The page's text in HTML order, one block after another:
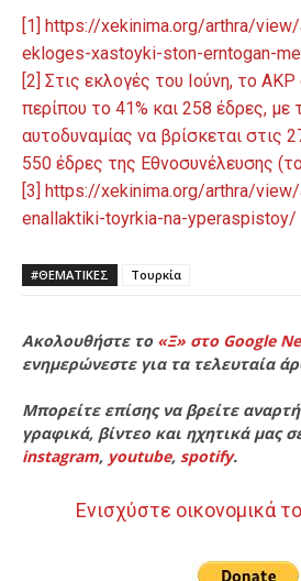
[1] https://xekinima.org/arthra/
ekloges-xastoyki-ston-erntogan-
[2] Στις εκλογές του Ιούνη, το
περίπου το 41% και 258 έδρες, με
αυτοδυναμίας να βρίσκεται στις
550 έδρες της Εθνοσυνέλευσης
[3] https://xekinima.org/arthra/
enallaktiki-toyrkia-na-yperaspistoy/
#ΘΕΜΑΤΙΚΈΣ Τουρκία
Ακολουθήστε το «Ξ» στο Google
ενημερώνεστε για τα τελευταία
Μπορείτε επίσης να βρείτε
γραφικά, βίντεο και ηχητικά μας
instagram, youtube, spotify.
Ενισχύστε οικονομικά